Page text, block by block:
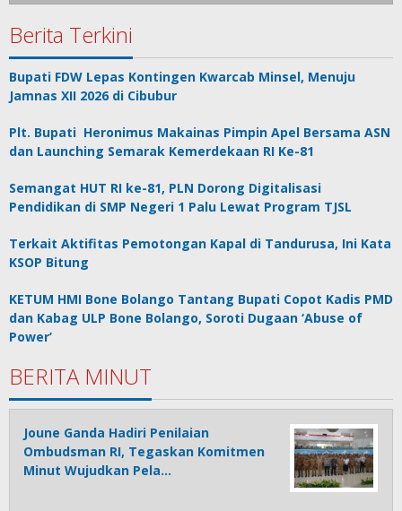
Berita Terkini
Bupati FDW Lepas Kontingen Kwarcab Minsel, Menuju
Jamnas XII 2026 di Cibubur
Plt. Bupati Heronimus Makainas Pimpin Apel Bersama ASN
dan Launching Semarak Kemerdekaan RI Ke-81
Semangat HUT RI ke-81, PLN Dorong Digitalisasi
Pendidikan di SMP Negeri 1 Palu Lewat Program TJSL
Terkait Aktifitas Pemotongan Kapal di Tandurusa, Ini Kata
KSOP Bitung
KETUM HMI Bone Bolango Tantang Bupati Copot Kadis PMD
dan Kabag ULP Bone Bolango, Soroti Dugaan ‘Abuse of
Power’
BERITA MINUT
Joune Ganda Hadiri Penilaian
Ombudsman RI, Tegaskan Komitmen
Minut Wujudkan Pela…